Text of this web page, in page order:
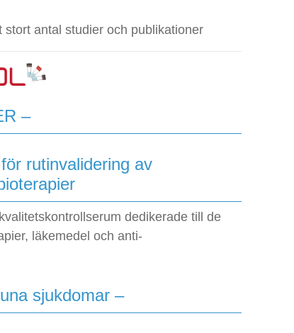
stort antal studier och publikationer
–
rutinvalidering av
dedikerade till de
läkemedel och anti-
sjukdomar –